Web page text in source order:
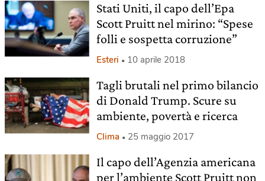
Stati Uniti, il capo dell’Epa
Scott Pruitt nel mirino: “Spese
folli e sospetta corruzione”
Esteri 10 aprile 2018
Tagli brutali nel primo bilancio
di Donald Trump. Scure su
ambiente, povertà e ricerca
Clima 25 maggio 2017
Il capo dell’Agenzia americana
per l’ambiente Scott Pruitt non